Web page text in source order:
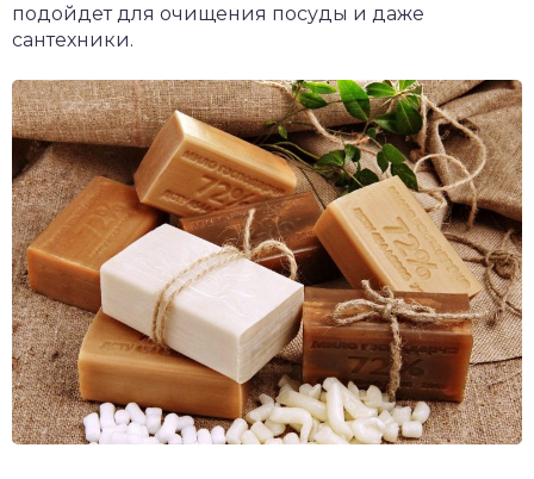
подойдет для очищения посуды и даже
сантехники.